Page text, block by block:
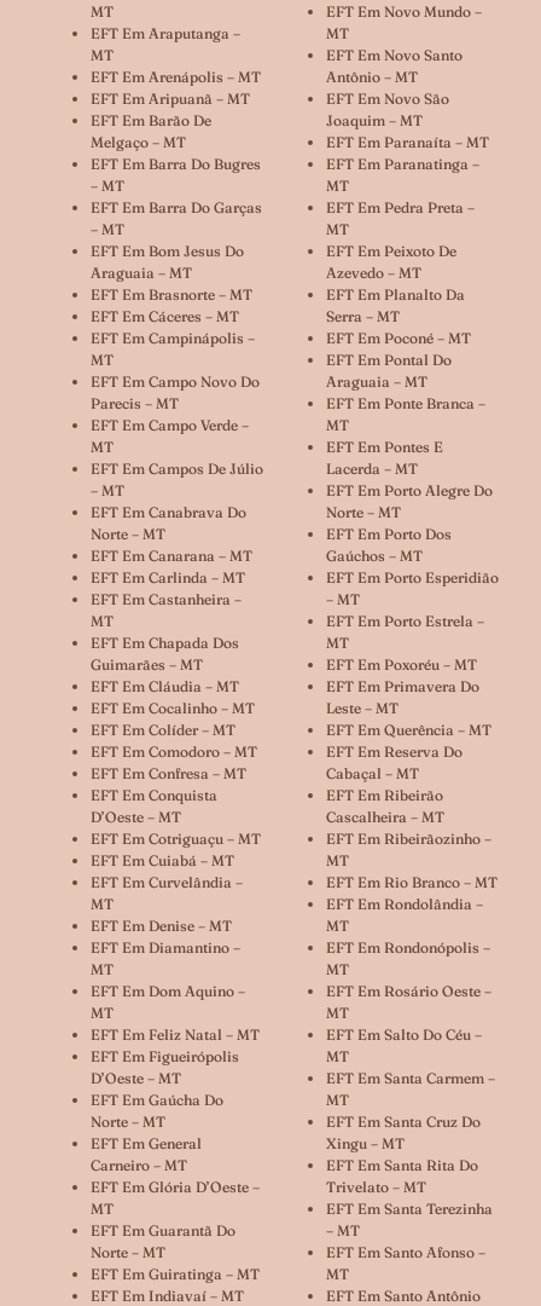
MT
EFT Em Araputanga –
MT
EFT Em Arenápolis – MT
EFT Em Aripuanã – MT
EFT Em Barão De
Melgaço – MT
EFT Em Barra Do Bugres
– MT
EFT Em Barra Do Garças
– MT
EFT Em Bom Jesus Do
Araguaia – MT
EFT Em Brasnorte – MT
EFT Em Cáceres – MT
EFT Em Campinápolis –
MT
EFT Em Campo Novo Do
Parecis – MT
EFT Em Campo Verde –
MT
EFT Em Campos De Júlio
– MT
EFT Em Canabrava Do
Norte – MT
EFT Em Canarana – MT
EFT Em Carlinda – MT
EFT Em Castanheira –
MT
EFT Em Chapada Dos
Guimarães – MT
EFT Em Cláudia – MT
EFT Em Cocalinho – MT
EFT Em Colíder – MT
EFT Em Comodoro – MT
EFT Em Confresa – MT
EFT Em Conquista
D’Oeste – MT
EFT Em Cotriguaçu – MT
EFT Em Cuiabá – MT
EFT Em Curvelândia –
MT
EFT Em Denise – MT
EFT Em Diamantino –
MT
EFT Em Dom Aquino –
MT
EFT Em Feliz Natal – MT
EFT Em Figueirópolis
D’Oeste – MT
EFT Em Gaúcha Do
Norte – MT
EFT Em General
Carneiro – MT
EFT Em Glória D’Oeste –
MT
EFT Em Guarantã Do
Norte – MT
EFT Em Guiratinga – MT
EFT Em Indiavaí – MT
EFT Em Novo Mundo –
MT
EFT Em Novo Santo
Antônio – MT
EFT Em Novo São
Joaquim – MT
EFT Em Paranaíta – MT
EFT Em Paranatinga –
MT
EFT Em Pedra Preta –
MT
EFT Em Peixoto De
Azevedo – MT
EFT Em Planalto Da
Serra – MT
EFT Em Poconé – MT
EFT Em Pontal Do
Araguaia – MT
EFT Em Ponte Branca –
MT
EFT Em Pontes E
Lacerda – MT
EFT Em Porto Alegre Do
Norte – MT
EFT Em Porto Dos
Gaúchos – MT
EFT Em Porto Esperidião
– MT
EFT Em Porto Estrela –
MT
EFT Em Poxoréu – MT
EFT Em Primavera Do
Leste – MT
EFT Em Querência – MT
EFT Em Reserva Do
Cabaçal – MT
EFT Em Ribeirão
Cascalheira – MT
EFT Em Ribeirãozinho –
MT
EFT Em Rio Branco – MT
EFT Em Rondolândia –
MT
EFT Em Rondonópolis –
MT
EFT Em Rosário Oeste –
MT
EFT Em Salto Do Céu –
MT
EFT Em Santa Carmem –
MT
EFT Em Santa Cruz Do
Xingu – MT
EFT Em Santa Rita Do
Trivelato – MT
EFT Em Santa Terezinha
– MT
EFT Em Santo Afonso –
MT
EFT Em Santo Antônio